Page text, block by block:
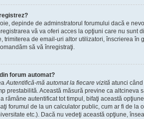
depinde de adminstratorul forumului dacă e
vă va oferi acces la opţiuni care nu sunt
trimiterea de email-uri altor utilizatori, înscrierea în
să vă înregistraţi.
forum automat?
Autentifică-mă automat la fiecare vizită atunci
prestabilită. Această măsură previne ca altcineva
rămâne autentificat tot timpul, bifaţi această
forumul de la un calculator public, cum ar fi de la
etc.). Dacă nu vedeţi această opţiune,